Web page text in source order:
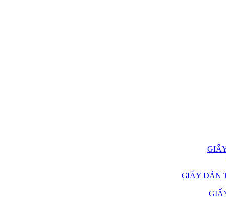
GIẤY DÁN